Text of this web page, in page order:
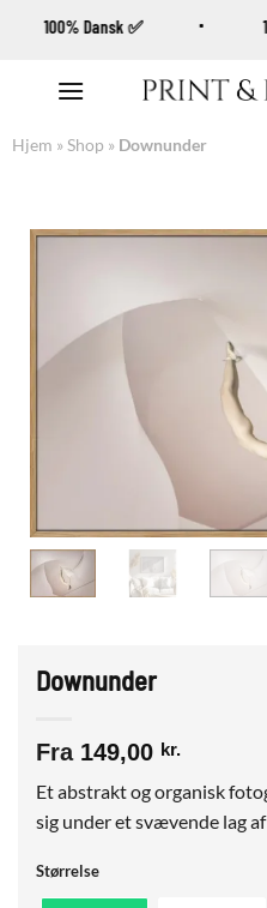
100% Dansk ✅
indhold
Hjem »Shop » Downunder
Downunder
Fra 149,00 kr.
Et abstrakt og organisk
sig under et svævende lag
Størrelse